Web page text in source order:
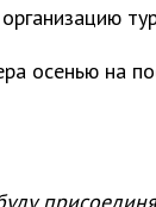
осенью на